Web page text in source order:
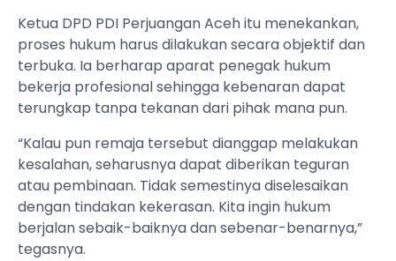
Ketua DPD PDI Perjuangan Aceh itu menekankan,
proses hukum harus dilakukan secara objektif dan
terbuka. Ia berharap aparat penegak hukum
bekerja profesional sehingga kebenaran dapat
terungkap tanpa tekanan dari pihak mana pun.
“Kalau pun remaja tersebut dianggap melakukan
kesalahan, seharusnya dapat diberikan teguran
atau pembinaan. Tidak semestinya diselesaikan
dengan tindakan kekerasan. Kita ingin hukum
berjalan sebaik-baiknya dan sebenar-benarnya,”
tegasnya.